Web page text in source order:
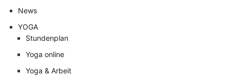
News
YOGA
Stundenplan
Yoga online
Yoga & Arbeit